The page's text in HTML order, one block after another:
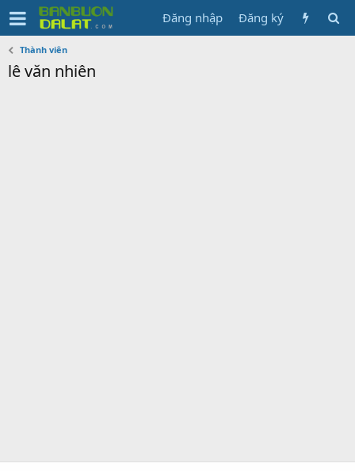
Đăng nhập Đăng ký
Thành viên
lê văn nhiên